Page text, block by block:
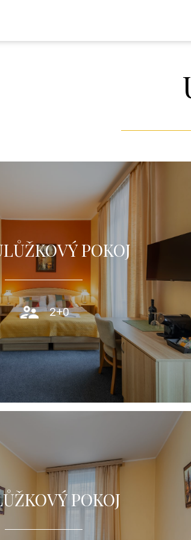
POKOJ
2+0
nebo oddělenými postelemi, vybavený
a vlastní koupelnou.
PROHLÉDNOUT
POKOJ
vybavený klimatizací a vlastní